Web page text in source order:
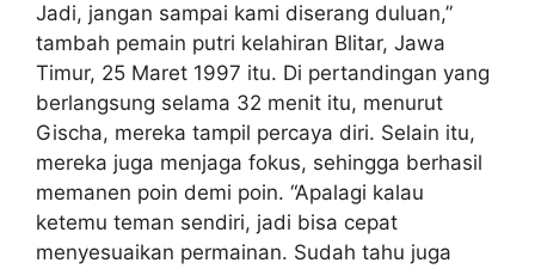
Jadi, jangan sampai kami diserang duluan,”
tambah pemain putri kelahiran Blitar, Jawa
Timur, 25 Maret 1997 itu. Di pertandingan yang
berlangsung selama 32 menit itu, menurut
Gischa, mereka tampil percaya diri. Selain itu,
mereka juga menjaga fokus, sehingga berhasil
memanen poin demi poin. “Apalagi kalau
ketemu teman sendiri, jadi bisa cepat
menyesuaikan permainan. Sudah tahu juga